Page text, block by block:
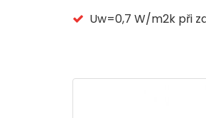
Uw=0,7 W/m2k při